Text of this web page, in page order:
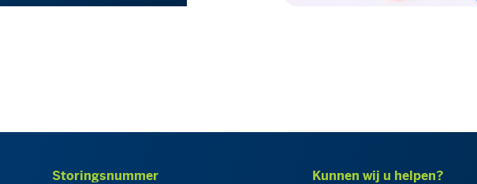
Storingsnummer Kunnen wij u helpen?